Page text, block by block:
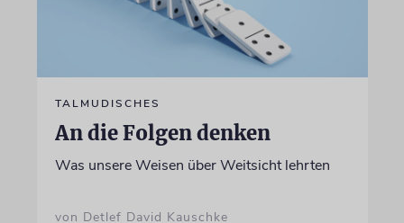
TALMUDISCHES
An die Folgen denken
Was unsere Weisen über Weitsicht lehrten
von Detlef David Kauschke